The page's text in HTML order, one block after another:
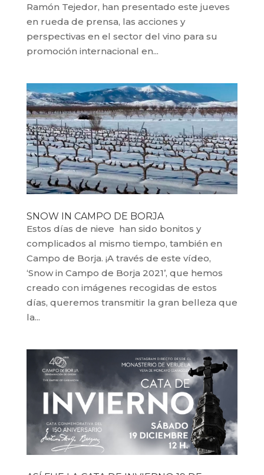
Ramón Tejedor, han presentado este jueves
en rueda de prensa, las acciones y
perspectivas en el sector del vino para su
promoción internacional en...
SNOW IN CAMPO DE BORJA
Estos días de nieve han sido bonitos y
complicados al mismo tiempo, también en
Campo de Borja. ¡A través de este vídeo,
‘Snow in Campo de Borja 2021’, que hemos
creado con imágenes recogidas de estos
días, queremos transmitir la gran belleza que
la...